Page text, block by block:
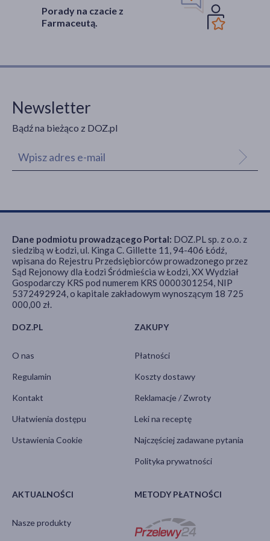
Porady na czacie z
Farmaceutą.
Newsletter
Bądź na bieżąco z DOZ.pl
DOZ.PL
O nas
Regulamin
Kontakt
Ułatwienia dostępu
Ustawienia Cookie
ZAKUPY
Płatności
Koszty dostawy
Reklamacje / Zwroty
Leki na receptę
Najczęściej zadawane pytania
Polityka prywatności
AKTUALNOŚCI
Nasze produkty
METODY PŁATNOŚCI
Dane podmiotu prowadzącego Portal: DOZ.PL sp. z o.o. z
siedzibą w Łodzi, ul. Kinga C. Gillette 11, 94-406 Łódź,
wpisana do Rejestru Przedsiębiorców prowadzonego przez
Sąd Rejonowy dla Łodzi Śródmieścia w Łodzi, XX Wydział
Gospodarczy KRS pod numerem KRS 0000301254, NIP
5372492924, o kapitale zakładowym wynoszącym 18 725
000,00 zł.